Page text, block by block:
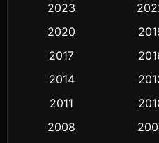
Classic หนังคลาสสิก
Comedy ตลก
Crime อาชญากรรม
2023
2020
2017
2014
2011
2008